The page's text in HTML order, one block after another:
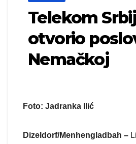
Telekom
otvorio
Nemačkoj
Foto: Jadranka Ilić
Dizeldorf/Menhengladbah –